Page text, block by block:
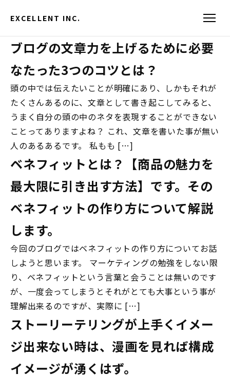
EXCELLENT INC.
ブログの文章力を上げるために必要
なたった3つのコツとは？
頭の中では伝えたいことが明確にあり、しかもそれが
たくさんあるのに、文章として書き起こしてみると、
うまく自分の頭の中のネタを表現することができない
ことってありますよね？ これ、文章を書いた事が無い
人のあるあるです。 私もも […]
ベネフィットとは？【商品の魅力を
最大限に引き出す方法】です。その
ベネフィットの作り方について解説
します。
今回のブログではベネフィットの作り方についてお話
しようと思います。 マーケティングの勉強をしない限
り、ベネフィットという言葉と会うことは無いのです
が、一度会ってしまうとそれがとても大事という事が
理解出来るのですが、実際に […]
ストーリーテリングが上手くイメー
ジ出来ない時は、漫画を見れば構成
イメージが湧くはず。